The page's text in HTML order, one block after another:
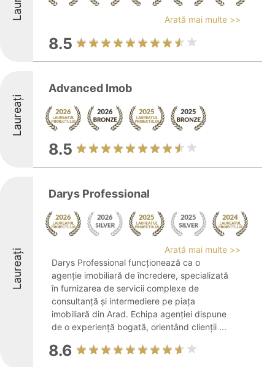
Arată mai multe >>
8.5
Laureați
Advanced Imob
8.5
Laureați
Darys Professional
Arată mai multe >>
Darys Professional funcționează ca o
agenție imobiliară de încredere, specializată
în furnizarea de servicii complexe de
consultanță și intermediere pe piața
imobiliară din Arad. Echipa agenției dispune
de o experiență bogată, orientând clienții ...
8.6